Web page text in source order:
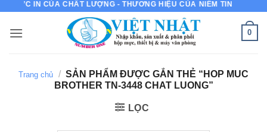
nội
MỰC IN CỦA CHẤT LƯỢNG - THƯƠNG HIỆU CỦA NIỀM TIN
0
Trang chủ / SẢN PHẨM ĐƯỢC GẮN THẺ “HOP MUC
BROTHER TN-3448 CHAT LUONG”
LỌC